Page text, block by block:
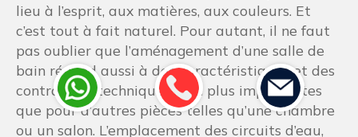
lieu à l’esprit, aux matières, aux couleurs. Et
c’est tout à fait naturel. Pour autant, il ne faut
pas oublier que l’aménagement d’une salle de
bain répond aussi à des caractéristiques et des
contraintes techniques bien plus importantes
que pour d’autres pièces telles qu’une chambre
ou un salon. L’emplacement des circuits d’eau,